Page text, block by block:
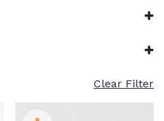
Clear Filter